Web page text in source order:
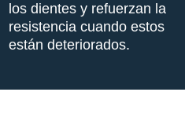
los dientes y refuerzan la
resistencia cuando estos
están deteriorados.